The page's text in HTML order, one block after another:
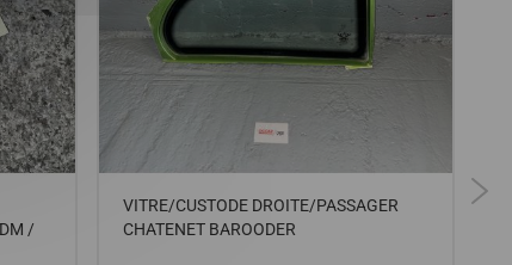
/
VITRE/CUSTODE DROITE/PASSAGER
CHATENET BAROODER